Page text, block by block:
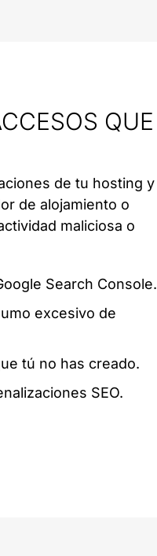
QUE
de tu hosting y
de alojamiento o
maliciosa o
Search Console.
excesivo de
tú no has creado.
SEO.